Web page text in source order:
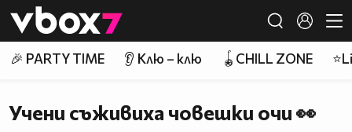
👾
🎉 PARTY TIME 👂 Клю – клю 🪀CHILL ZONE
Учени съживиха човешки очи 👀